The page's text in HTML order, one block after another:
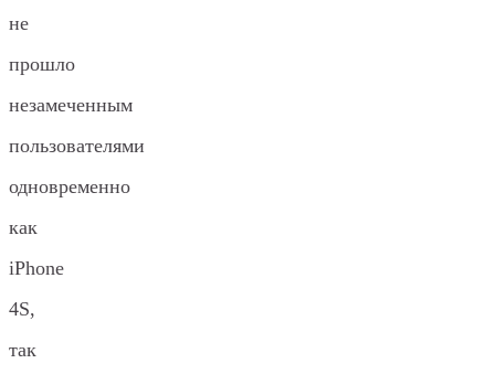
не
прошло
незамеченным
пользователями
одновременно
как
iPhone
4S,
так